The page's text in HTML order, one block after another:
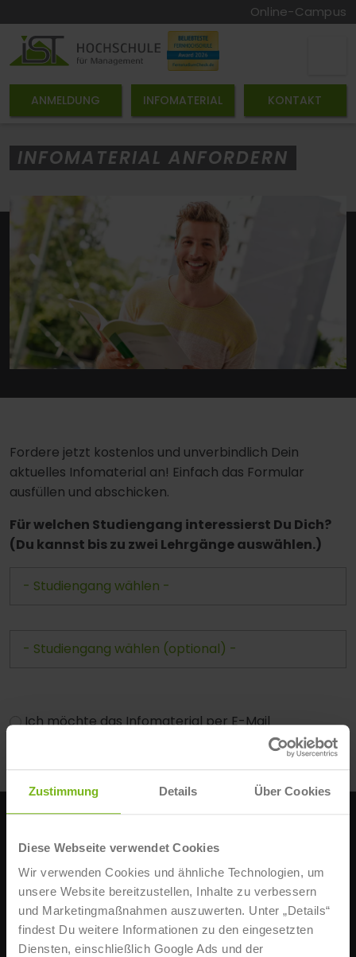
Zustimmung Details Über Cookies
Diese Webseite verwendet Cookies
Wir verwenden Cookies und ähnliche Technologien, um
unsere Website bereitzustellen, Inhalte zu verbessern
und Marketingmaßnahmen auszuwerten. Unter „Details“
findest Du weitere Informationen zu den eingesetzten
Diensten, einschließlich Google Ads und der
Online-Campus
ANMELDUNG INFOMATERIAL KONTAKT
INFOMATERIAL ANFORDERN
Fordere jetzt kostenlos und unverbindlich Dein
aktuelles Infomaterial an! Einfach das Formular
ausfüllen und abschicken.
Für welchen Studiengang interessierst Du Dich?
(Du kannst bis zu zwei Lehrgänge auswählen.)
Ich möchte das Infomaterial per E-Mail
Ich möchte das Infomaterial per E-Mail und
IST-Hochschule für Management
Erkrather Str. 220 a-c
D-40233 Düsseldorf
STUDIENBERATUNG